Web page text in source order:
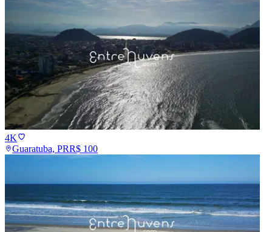
4K
Guaratuba, PRR$ 100